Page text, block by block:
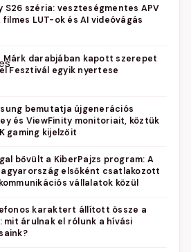
S26 széria: veszteségmentes APV
filmes LUT-ok és AI videóvágás
Márk darabjában kapott szerepet
Fesztivál egyik nyertese
bemutatja újgenerációs
és ViewFinity monitoriait, köztük
gaming kijelzőit
bővült a KiberPajzs program: A
elsőként csatlakozott
vállalatok közül
karaktert állított össze a
mit árulnak el rólunk a hívási